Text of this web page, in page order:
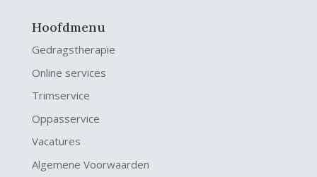
Hoofdmenu
Gedragstherapie
Online services
Trimservice
Oppasservice
Vacatures
Algemene Voorwaarden